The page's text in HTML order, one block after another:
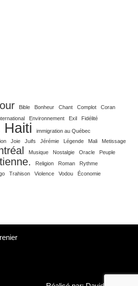
Bible Bonheur Chant Complot Coran
Environnement Exil Fidélité
Haiti
immigration au Québec
Joie Juifs Jérémie Légende Mali
Metissage
Musique Nostalgie Oracle
Peuple
Religion Roman
Rythme
Trahison Violence Vodou
Économie